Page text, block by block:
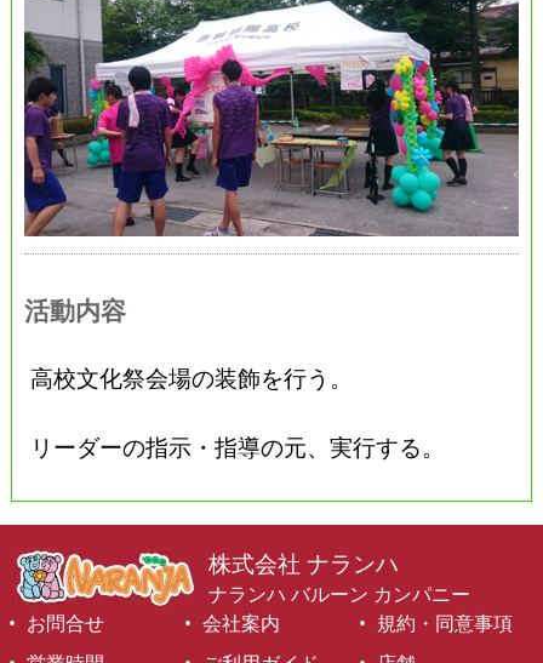
活動内容
高校文化祭会場の装飾を行う。
リーダーの指示・指導の元、実行する。
株式会社 ナランハ
ナランハ バルーン カンパニー
お問合せ
会社案内
規約・同意事項